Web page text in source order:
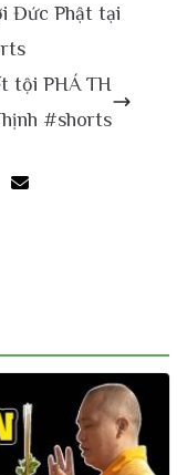
Đức Phật tại
tội PHÁ TH
#shorts